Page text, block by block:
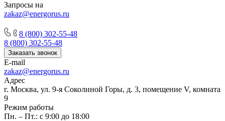
Запросы на
zakaz@energorus.ru
8 (800) 302-55-48
8 (800) 302-55-48
Заказать звонок
E-mail
zakaz@energorus.ru
Адрес
г. Москва, ул. 9-я Соколиной Горы, д. 3, помещение V, комната
9
Режим работы
Пн. – Пт.: с 9:00 до 18:00